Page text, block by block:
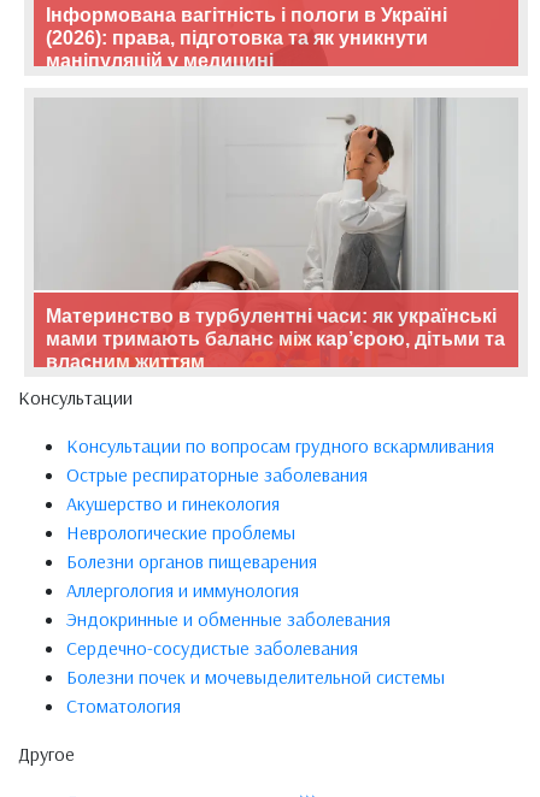
Інформована вагітність і пологи в Україні
(2026): права, підготовка та як уникнути
маніпуляцій у медицині
Материнство в турбулентні часи: як українські
мами тримають баланс між кар’єрою, дітьми та
власним життям
Консультации
Консультации по вопросам грудного вскармливания
Острые респираторные заболевания
Акушерство и гинекология
Неврологические проблемы
Болезни органов пищеварения
Аллергология и иммунология
Эндокринные и обменные заболевания
Сердечно-сосудистые заболевания
Болезни почек и мочевыделительной системы
Стоматология
Другое